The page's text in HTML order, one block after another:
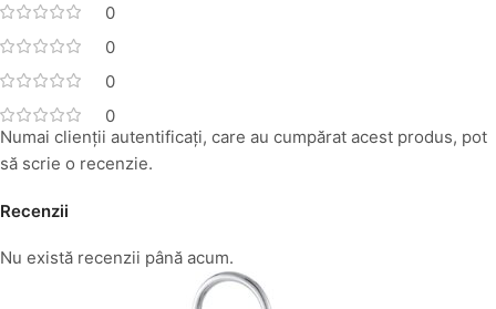
0
0
0
0
Recenzii
Nu există recenzii până acum.
Numai clienții autentificați, care au cumpărat acest produs, pot
să scrie o recenzie.